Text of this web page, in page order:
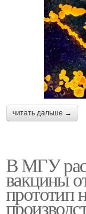
читать дальше →
В МГУ
вакцины
прототип